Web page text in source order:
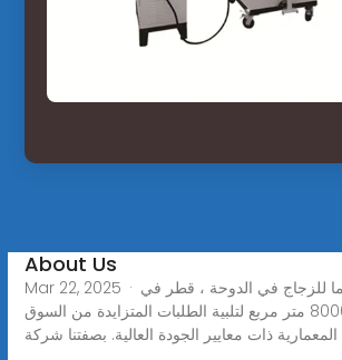
About Us
Mar 22, 2025 · تم إنشاء مصنع بانوراما للزجاج في الدوحة ، قطر في
عام 2015 بمساحة 8000 متر مربع لتلبية الطلبات المتزايدة من السوق
ذات معايير الجودة العالية. بصفتنا شركة